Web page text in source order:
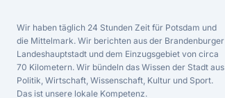
Wir haben täglich 24 Stunden Zeit für Potsdam und
die Mittelmark. Wir berichten aus der Brandenburger
Landeshauptstadt und dem Einzugsgebiet von circa
70 Kilometern. Wir bündeln das Wissen der Stadt aus
Politik, Wirtschaft, Wissenschaft, Kultur und Sport.
Das ist unsere lokale Kompetenz.